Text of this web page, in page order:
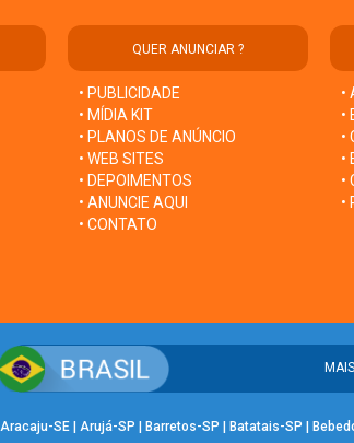
QUER ANUNCIAR ?
• PUBLICIDADE
• MÍDIA KIT
• PLANOS DE ANÚNCIO
• WEB SITES
• DEPOIMENTOS
• ANUNCIE AQUI
• CONTATO
•
•
•
•
•
•
Aracaju-SE | Arujá-SP | Barretos-SP | Batatais-SP |